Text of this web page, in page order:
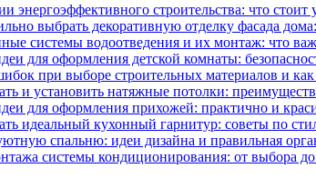
энергоэффективного строительства: что
выбрать декоративную отделку фасада
системы водоотведения и их монтаж: что
для оформления детской комнаты:
при выборе строительных материалов и как
и установить натяжные потолки:
для оформления прихожей: практично и
идеальный кухонный гарнитур: советы по
спальню: идеи дизайна и правильная
системы кондиционирования: от выбора